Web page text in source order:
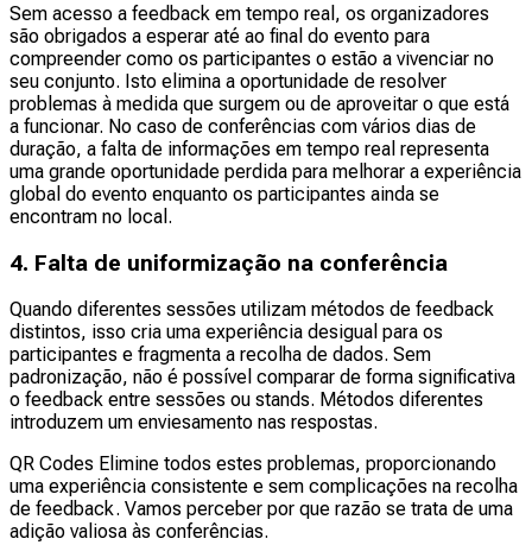
Sem acesso a feedback em tempo real, os organizadores
são obrigados a esperar até ao final do evento para
compreender como os participantes o estão a vivenciar no
seu conjunto. Isto elimina a oportunidade de resolver
problemas à medida que surgem ou de aproveitar o que está
a funcionar. No caso de conferências com vários dias de
duração, a falta de informações em tempo real representa
uma grande oportunidade perdida para melhorar a experiência
global do evento enquanto os participantes ainda se
encontram no local.
4. Falta de uniformização na conferência
Quando diferentes sessões utilizam métodos de feedback
distintos, isso cria uma experiência desigual para os
participantes e fragmenta a recolha de dados. Sem
padronização, não é possível comparar de forma significativa
o feedback entre sessões ou stands. Métodos diferentes
introduzem um enviesamento nas respostas.
QR Codes Elimine todos estes problemas, proporcionando
uma experiência consistente e sem complicações na recolha
de feedback. Vamos perceber por que razão se trata de uma
adição valiosa às conferências.